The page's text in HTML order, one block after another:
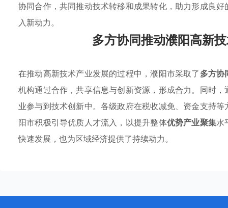
协同合作，共同推动技术转移和成果转化，助力形成良
入新动力。
多方协同推动濮阳高新
在推动高新技术产业发展的过程中，濮阳市采取了多方协
机构通过合作，共享信息与创新资源，形成合力。同时，
业参与到技术创新中。各级政府在税收减免、资金支持
阳市积极引导优质人才流入，以提升整体优势产业聚集水
快速发展，也为区域经济提供了持续动力。